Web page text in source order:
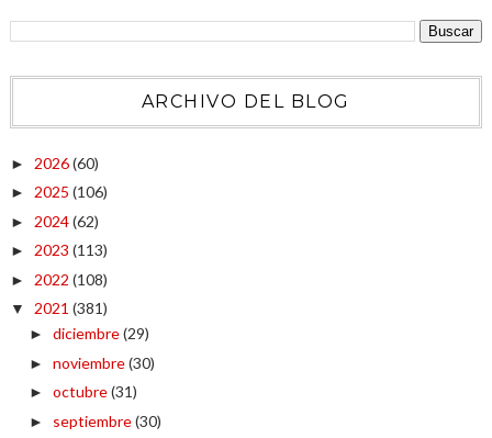
ARCHIVO DEL BLOG
► 2026(60)
► 2025 (106)
► 2024(62)
► 2023 (113)
► 2022 (108)
▼ 2021 (381)
► diciembre(29)
► noviembre(30)
► octubre(31)
► septiembre(30)